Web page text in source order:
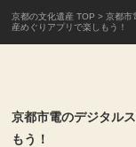
京都の文化遺産 TOP > 京都市
産めぐりアプリで楽しもう！
京都市電のデジタル
もう！